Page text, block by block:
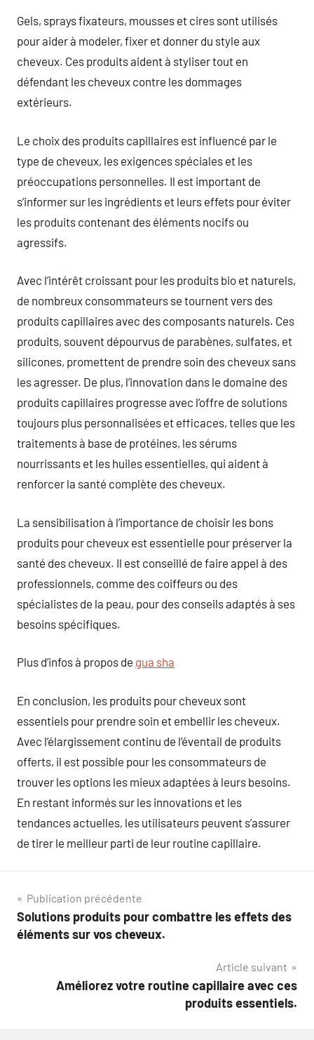
Gels, sprays fixateurs, mousses et cires sont utilisés
pour aider à modeler, fixer et donner du style aux
cheveux. Ces produits aident à styliser tout en
défendant les cheveux contre les dommages
extérieurs.
Le choix des produits capillaires est influencé par le
type de cheveux, les exigences spéciales et les
préoccupations personnelles. Il est important de
s’informer sur les ingrédients et leurs effets pour éviter
les produits contenant des éléments nocifs ou
agressifs.
Avec l’intérêt croissant pour les produits bio et naturels,
de nombreux consommateurs se tournent vers des
produits capillaires avec des composants naturels. Ces
produits, souvent dépourvus de parabènes, sulfates, et
silicones, promettent de prendre soin des cheveux sans
les agresser. De plus, l’innovation dans le domaine des
produits capillaires progresse avec l’offre de solutions
toujours plus personnalisées et efficaces, telles que les
traitements à base de protéines, les sérums
nourrissants et les huiles essentielles, qui aident à
renforcer la santé complète des cheveux.
La sensibilisation à l’importance de choisir les bons
produits pour cheveux est essentielle pour préserver la
santé des cheveux. Il est conseillé de faire appel à des
professionnels, comme des coiffeurs ou des
spécialistes de la peau, pour des conseils adaptés à ses
besoins spécifiques.
Plus d’infos à propos de gua sha
En conclusion, les produits pour cheveux sont
essentiels pour prendre soin et embellir les cheveux.
Avec l’élargissement continu de l’éventail de produits
offerts, il est possible pour les consommateurs de
trouver les options les mieux adaptées à leurs besoins.
En restant informés sur les innovations et les
tendances actuelles, les utilisateurs peuvent s’assurer
de tirer le meilleur parti de leur routine capillaire.
Navigation
de
Publication précédente
Solutions produits pour combattre les effets des
éléments sur vos cheveux.
Article suivant
Améliorez votre routine capillaire avec ces
produits essentiels.